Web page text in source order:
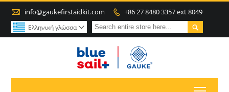
 info@gaukefirstaidkit.com  +86 27 8480 3357 ext 8049

Ελληνική γλώσσα 